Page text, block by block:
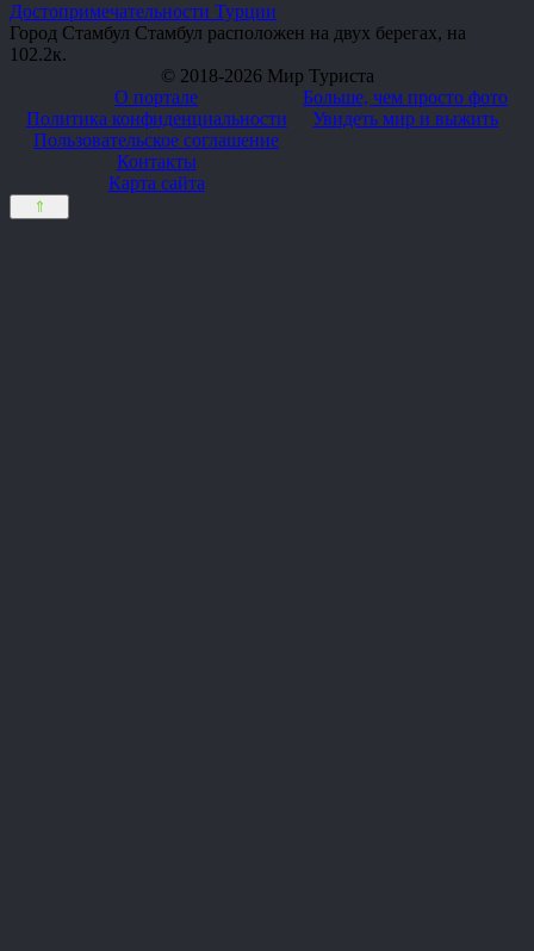
Достопримечательности Турции
Город Стамбул Стамбул расположен на двух берегах, на
102.2к.
© 2018-2026 Мир Туриста
О портале
Политика конфиденциальности
Пользовательское соглашение
Контакты
Карта сайта
Больше, чем просто фото
Увидеть мир и выжить